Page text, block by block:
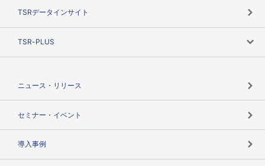
TSRデータインサイト
TSR-PLUS
ニュース・リリース
セミナー・イベント
導入事例